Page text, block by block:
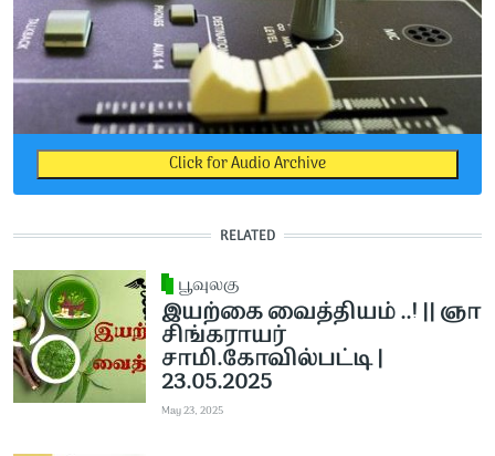
Click for Audio Archive
RELATED
பூவுலகு
இயற்கை வைத்தியம் ..! || ஞா
சிங்கராயர்
சாமி.கோவில்பட்டி |
23.05.2025
May 23, 2025